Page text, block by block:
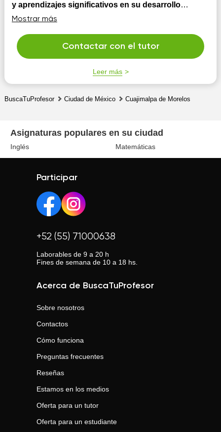
y aprendizajes significativos en su desarrollo
educativo.
es contribuir a que cada alumno pueda desarrollarse
académicamente, desde un enfoque humanista y
teniendo en cuenta la diversidad e inclusión educativa.
Reconociendo que cada alumno aprende de diferente
Mostrar más
Contactar con el tutor
Leer más
BuscaTuProfesor Ciudad de México Cuajimalpa de Morelos
Asignaturas populares en su ciudad
Inglés Matemáticas
Participar
+52 (55) 71000638
Laborables de 9 a 20 h
Fines de semana de 10 a 18 hs.
Acerca de BuscaTuProfesor
Sobre nosotros
Contactos
Cómo funciona
Preguntas frecuentes
Reseñas
Estamos en los medios
Oferta para un tutor
Oferta para un estudiante